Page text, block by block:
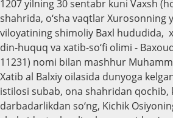
1207 yilning 30 sentabr kuni Vaxsh
shahrida, o‘sha vaqtlar Xurosonning
viloyatining shimoliy Baxl hududida,
din-huquq va xatib-so‘fi olimi -
11231) nomi bilan mashhur
Xatib al Balxiy oilasida dunyoga
istilosi subab, ona shahridan qochib,
darbadarlikdan so‘ng, Kichik